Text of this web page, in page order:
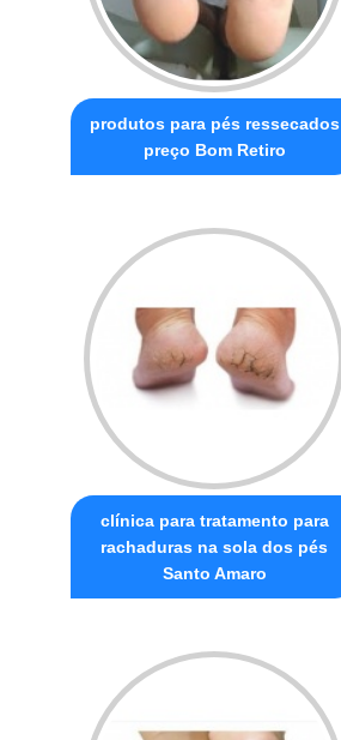
produtos para pés ressecados
preço Bom Retiro
clínica para tratamento para
rachaduras na sola dos pés
Santo Amaro